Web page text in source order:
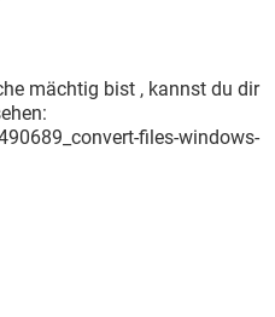
mächtig bist , kannst du dir
files-windows-